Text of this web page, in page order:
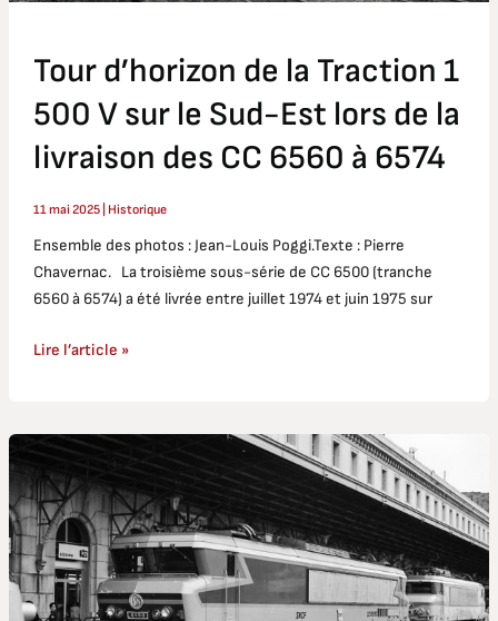
Tour d’horizon de la Traction 1
500 V sur le Sud-Est lors de la
livraison des CC 6560 à 6574
11 mai 2025 Historique
Ensemble des photos : Jean-Louis Poggi.Texte : Pierre
Chavernac. La troisième sous-série de CC 6500 (tranche
6560 à 6574) a été livrée entre juillet 1974 et juin 1975 sur
Sud-
lors
la
livraison
des
à
6574
Lire l’article »
CC
6570
exposée
à
Port
Bou